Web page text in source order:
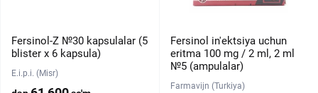
Fersinol-Z №30 kapsulalar (5
blister х 6 kapsula)
E.i.p.i. (Misr)
Fersinol in'ektsiya uchun
eritma 100 mg / 2 ml, 2 ml
№5 (ampulalar)
Farmavijn (Turkiya)